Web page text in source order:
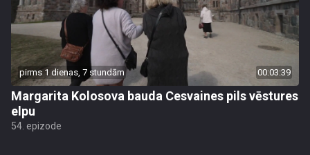
pirms 1 dienas, 7 stundām 00:03:39
Margarita Kolosova bauda Cesvaines pils vēstures
elpu
54. epizode